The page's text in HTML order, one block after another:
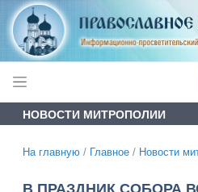
НОВОСТИ МИТРОПОЛИИ
На главную / Главное / Новости
В ПРАЗДНИК СОБОРА